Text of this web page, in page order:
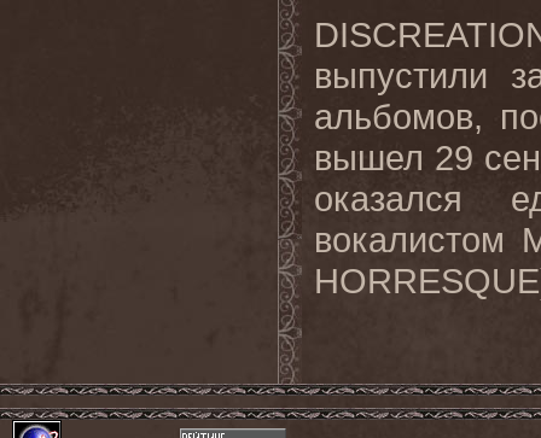
выпустили
альбомов,
вышел 29
оказался
вокалистом